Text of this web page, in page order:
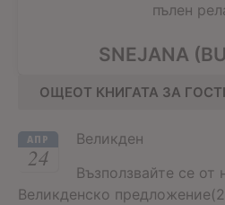
пълен
SNEJANA
ОЩЕОТ КНИГАТА ЗА
АПР
24
Великден
Възползвайте се от
Великденско